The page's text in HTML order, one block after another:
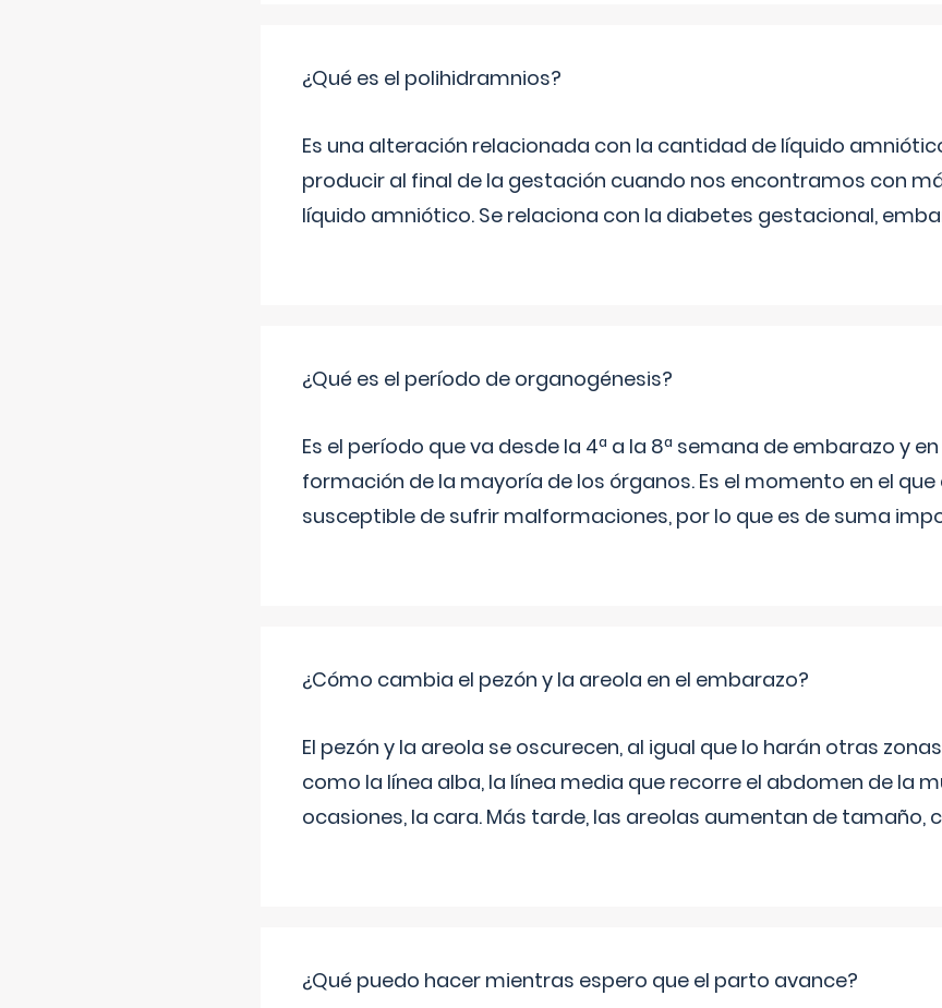
¿Qué es el polihidramnios?
Es una alteración relacionada con la cantidad de líquido
producir al final de la gestación cuando nos encontramos con
líquido amniótico. Se relaciona con la diabetes gestacional,
¿Qué es el período de organogénesis?
Es el período que va desde la 4ª a la 8ª semana de embarazo y
formación de la mayoría de los órganos. Es el momento en el
susceptible de sufrir malformaciones, por lo que es de suma
¿Cómo cambia el pezón y la areola en el embarazo?
El pezón y la areola se oscurecen, al igual que lo harán otras
como la línea alba, la línea media que recorre el abdomen de la
ocasiones, la cara. Más tarde, las areolas aumentan de tamaño,
¿Qué puedo hacer mientras espero que el parto avance?